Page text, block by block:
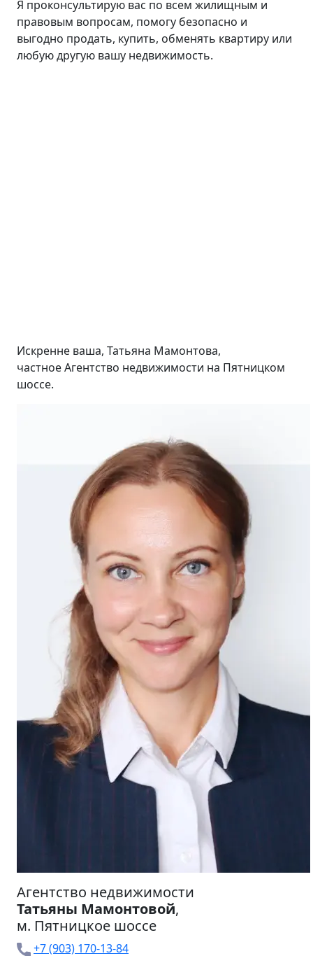
Я проконсультирую вас по всем жилищным и
правовым вопросам, помогу безопасно и
выгодно продать, купить, обменять квартиру или
любую другую вашу недвижимость.
Искренне ваша, Татьяна Мамонтова,
частное Агентство недвижимости на Пятницком
шоссе.
Агентство недвижимости
Татьяны Мамонтовой,
м. Пятницкое шоссе
+7 (903) 170-13-84